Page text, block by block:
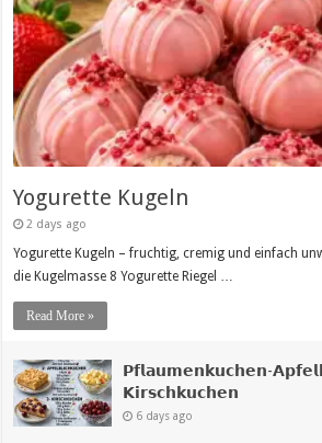
Yogurette Kugeln
2 days ago
Yogurette Kugeln – fruchtig, cremig und einfach
die Kugelmasse 8 Yogurette Riegel …
Read More »
𝗣𝗳𝗹𝗮𝘂𝗺𝗲𝗻𝗸𝘂𝗰𝗵𝗲𝗻-
𝗞𝗶𝗿𝘀𝗰𝗵𝗸𝘂𝗰𝗵𝗲𝗻
6 days ago